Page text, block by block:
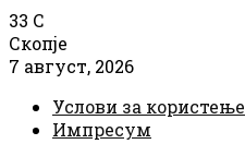
33 C
Скопје
7 август, 2026
Услови за користење
Импресум